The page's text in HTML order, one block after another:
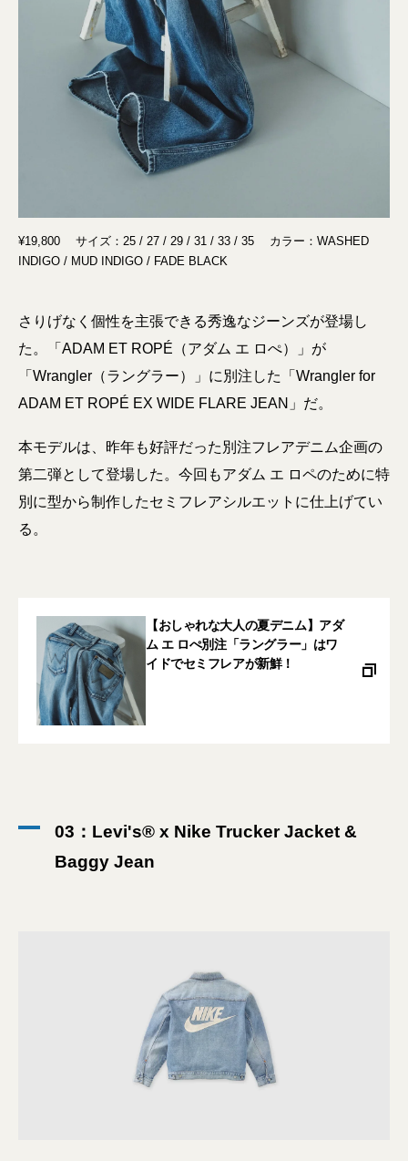
¥19,800 サイズ：25 / 27 / 29 / 31 / 33 / 35 カラー：WASHED
INDIGO / MUD INDIGO / FADE BLACK
さりげなく個性を主張できる秀逸なジーンズが登場し
た。「ADAM ET ROPÉ（アダム エ ロぺ）」が
「Wrangler（ラングラー）」に別注した「Wrangler for
ADAM ET ROPÉ EX WIDE FLARE JEAN」だ。
本モデルは、昨年も好評だった別注フレアデニム企画の
第二弾として登場した。今回もアダム エ ロペのために特
別に型から制作したセミフレアシルエットに仕上げてい
る。
【おしゃれな大人の夏デニム】アダ
ム エ ロぺ別注「ラングラー」はワ
イドでセミフレアが新鮮！
03：Levi's® x Nike Trucker Jacket &
Baggy Jean